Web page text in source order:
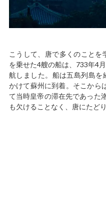
こうして、唐で多くのこと
を乗せた4艘の船は、733年4
航しました。船は五島列島を
かけて蘇州に到着。そこから
て当時皇帝の滞在先であった
も欠けることなく、唐にたど